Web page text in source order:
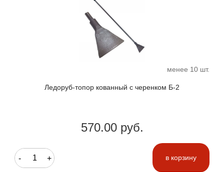
менее 10 шт.
Ледоруб-топор кованный с черенком Б-2
570.00 руб.
- + в корзину